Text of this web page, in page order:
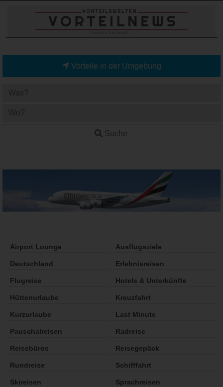
Vorteile in der Umgebung
Suche
Airport Lounge Ausflugsziele
Deutschland Erlebnisreisen
Flugreise Hotels & Unterkünfte
Hüttenurlaube Kreuzfahrt
Kurzurlaube Last Minute
Pauschalreisen Radreise
Reisebüros Reisegepäck
Rundreise Schifffahrt
Skireisen Sprachreisen